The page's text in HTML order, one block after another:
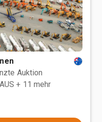
Auktion
+ 11 mehr